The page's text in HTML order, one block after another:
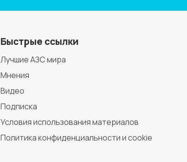
Быстрые ссылки
Лучшие АЗС мира
Мнения
Видео
Подписка
Условия использования материалов
Политика конфиденциальности и cookie